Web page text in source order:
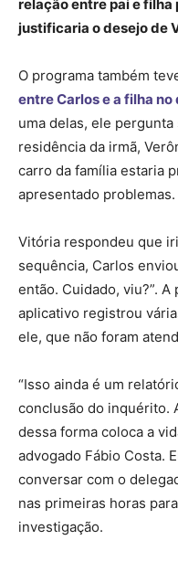
relação entre pai e filha
justificaria o desejo de
O programa também
entre Carlos e a filha
uma delas, ele
residência da irmã,
carro da família estaria
apresentado problemas.
Vitória respondeu que
sequência, Carlos
então. Cuidado, viu?”. A
aplicativo registrou
ele, que não foram
“Isso ainda é um
conclusão do inquérito.
dessa forma coloca a
advogado Fábio Costa.
conversar com o
nas primeiras horas
investigação.